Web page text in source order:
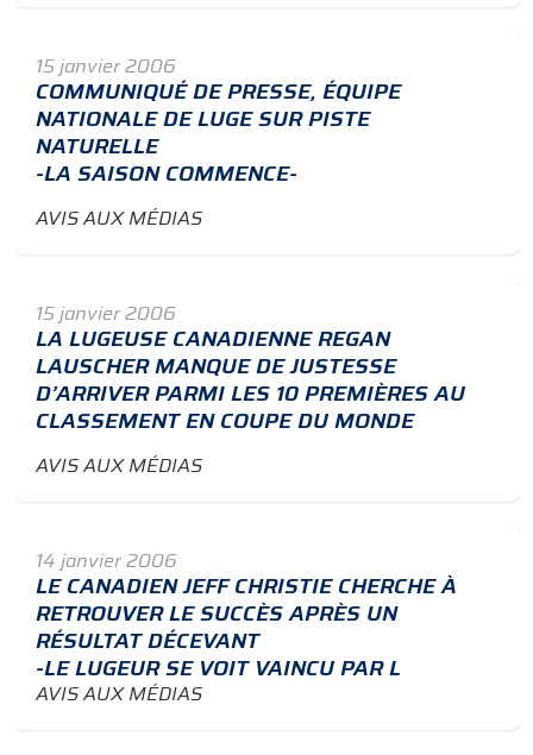
15 janvier 2006
COMMUNIQUÉ DE PRESSE, ÉQUIPE
NATIONALE DE LUGE SUR PISTE
NATURELLE
-LA SAISON COMMENCE-
AVIS AUX MÉDIAS
15 janvier 2006
LA LUGEUSE CANADIENNE REGAN
LAUSCHER MANQUE DE JUSTESSE
D’ARRIVER PARMI LES 10 PREMIÈRES AU
CLASSEMENT EN COUPE DU MONDE
AVIS AUX MÉDIAS
14 janvier 2006
LE CANADIEN JEFF CHRISTIE CHERCHE À
RETROUVER LE SUCCÈS APRÈS UN
RÉSULTAT DÉCEVANT
-LE LUGEUR SE VOIT VAINCU PAR L
AVIS AUX MÉDIAS